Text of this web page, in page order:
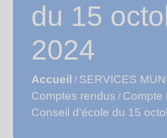
du 15
2024
Accueil / SERVICES
Comptes rendus / Compte
Conseil d'école du 15